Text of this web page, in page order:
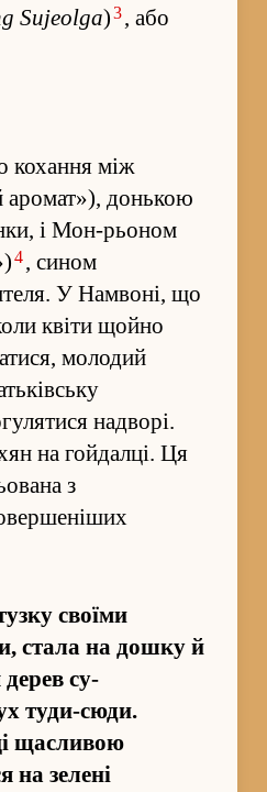
Sujeolga)3, або
коха­ння між
донькою
і Мон-рьоном
4, сином
У Намвоні, що
квіти щойно
молодий
надворі.
на гойдалці. Ця
з
своїми
стала на дошку й
су­
туди-сюди.
щасливою
на зелені